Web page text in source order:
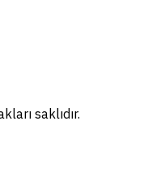
saklıdır.